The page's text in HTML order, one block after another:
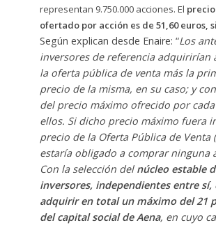
representan 9.750.000 acciones. El
ofertado por acción es de 51,60 euros,
Según explican desde Enaire: “Los
inversores de referencia adquirirían
la oferta pública de venta más la
precio de la misma, en su caso; y
del precio máximo ofrecido por
ellos. Si dicho precio máximo fuera
precio de la Oferta Pública de Venta
estaría obligado a comprar ninguna
Con la selección del núcleo estable
inversores, independientes entre sí,
adquirir en total un máximo del 21
del capital social de Aena, en cuyo